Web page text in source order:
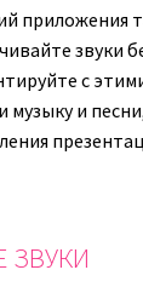
приложения
звуки
с
музыку и
ЗВУКИ